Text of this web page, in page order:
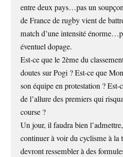
entre deux pays…pas un
de France de rugby vient de
match d’une intensité
éventuel dopage.
Est-ce que le 2ème du
doutes sur Pogi ? Est-ce que
son équipe en protestation ?
de l’allure des premiers qui
course ?
Un jour, il faudra bien
continuer à voir du cyclisme à la
devront ressembler à des